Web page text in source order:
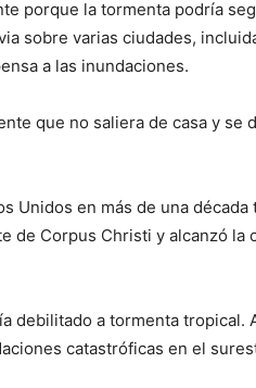
porque la tormenta podría
sobre varias ciudades,
a las inundaciones.
que no saliera de casa y se
Unidos en más de una
de Corpus Christi y alcanzó la
debilitado a tormenta tropical.
catastróficas en el